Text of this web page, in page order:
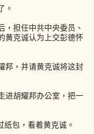
。
担任中共中央委员、
黄克诚认为上交彭德怀
，并请黄克诚将这封
胡耀邦办公室，把一
包，看着黄克诚。